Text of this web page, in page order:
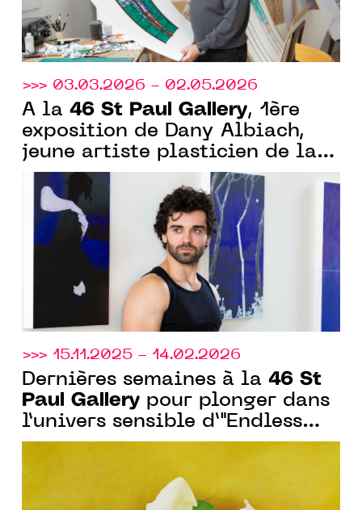
>>> 03.03.2026 - 02.05.2026
À la 46 St Paul Gallery, 1ère
exposition de Dany Albiach,
jeune artiste plasticien de la
Villa Arson 2024
>>> 15.11.2025 - 14.02.2026
Dernières semaines à la 46 St
Paul Gallery pour plonger dans
l’univers sensible d’"Endless
Winter" à Saint-Paul-de-Vence